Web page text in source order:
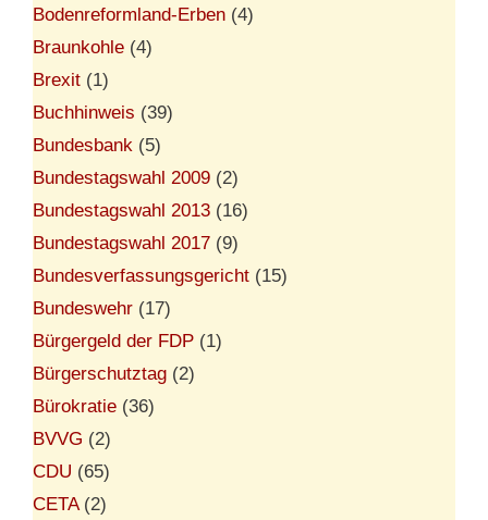
Bodenreformland-Erben (4)
Braunkohle (4)
Brexit (1)
Buchhinweis (39)
Bundesbank (5)
Bundestagswahl 2009 (2)
Bundestagswahl 2013 (16)
Bundestagswahl 2017 (9)
Bundesverfassungsgericht (15)
Bundeswehr (17)
Bürgergeld der FDP (1)
Bürgerschutztag (2)
Bürokratie (36)
BVVG (2)
CDU (65)
CETA(2)